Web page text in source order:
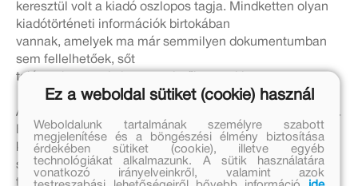
keresztül volt a kiadó oszlopos tagja. Mindketten olyan
kiadótörténeti információk birtokában
vannak, amelyek ma már semmilyen dokumentumban
sem fellelhetőek, sőt
talán soha nem is jegyezte le őket senki.
A tanulmányok tematikájukat tekintve igencsak sokfélék.
Ez elsősorban annak
köszönhető, hogy a konferencia meghirdetésében nem
szerepelt semmilyen szűkebb
tartalmi megkötés, az egyetlen megadott elvárás az volt,
Ez a weboldal sütiket (cookie) használ
Weboldalunk tartalmának személyre szabott
megjelenítése és a böngészési élmény biztosítása
érdekében sütiket (cookie), illetve egyéb
technológiákat alkalmazunk. A sütik használatára
vonatkozó irányelveinkről, valamint azok